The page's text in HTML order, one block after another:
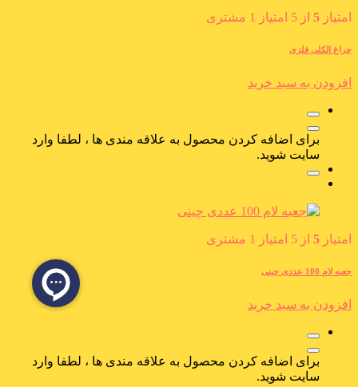
امتیاز 5 از 5 امتیاز 1 مشتری
چراغ الکلی فلزی
افزودن به سبد خرید
برای اضافه کردن محصول به علاقه مندی ها ، لطفا وارد
سایت شوید.
امتیاز 5 از 5 امتیاز 1 مشتری
جعبه لام 100 عددی چینی
افزودن به سبد خرید
برای اضافه کردن محصول به علاقه مندی ها ، لطفا وارد
سایت شوید.